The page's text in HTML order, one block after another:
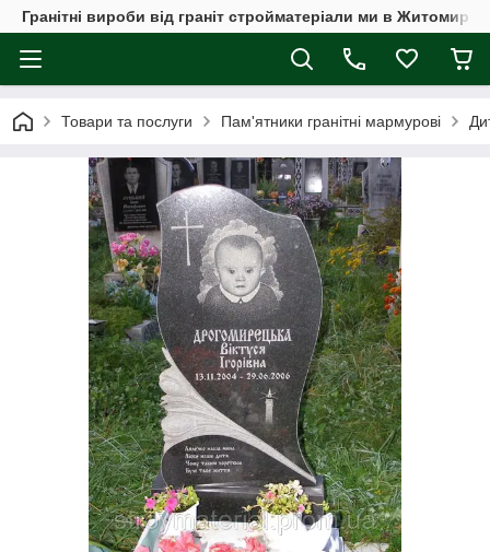
Гранітні вироби від граніт стройматеріали ми в Житомирі,
Товари та послуги Пам'ятники гранітні мармурові